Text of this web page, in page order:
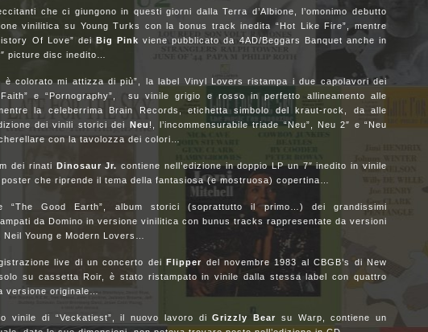
che ci giungono in questi giorni dalla Terra d’Albione, l’omonimo debutto
vinilitica su Young Turks con la bonus track inedita “Hot Like Fire”, mentre
Of Love” dei Big Pink viene pubblicato da 4AD/Beggars Banquet anche in
picture disc inedito…
è colorato mi attizza di più”, la label Vinyl Lovers ristampa i due capolavori dei
e “Pornography”, su vinile grigio e rosso in perfetto allineamento alle
la celeberrima Brain Records, etichetta simbolo del kraut-rock, da alle
dei vinili storici dei Neu !, l’incommensurabile triade “Neu”, Neu 2″ e “Neu
con la tavolozza dei colori…
dei rinati Dinosaur Jr. contiene nell’edizione in doppio LP un 7″ inedito in vinile
che riprende il tema della fantasiosa (e mostruosa) copertina…
“The Good Earth”, album storici (soprattutto il primo…) dei grandissimi
da Domino in versione vinilitica con bunus tracks rappresentate da versioni
Neil Young e Modern Lovers…
live di un concerto deiFlipper del novembre 1983 al CBGB’s di New
su cassetta Roir, è stato ristampato in vinile dalla stessa label con quattro
versione originale…
vinile di “Veckatiest”, il nuovo lavoro diGrizzly Bear su Warp, contiene un